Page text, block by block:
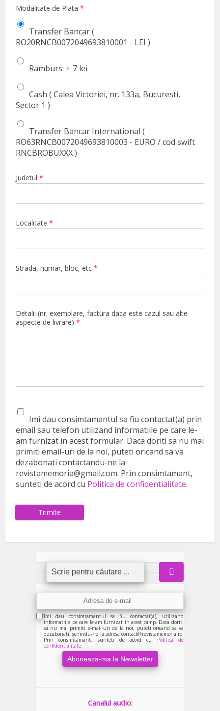
Modalitate de Plata*
Transfer Bancar (
RO20RNCB0072049693810001 - LEI )
Ramburs: + 7 lei
Cash ( Calea Victoriei, nr. 133a, Bucuresti,
Sector 1 )
Transfer Bancar International (
RO63RNCB0072049693810003 - EURO / cod swift
RNCBROBUXXX )
Judetul*
Localitate*
Strada, numar, bloc, etc*
Detalii (nr. exemplare, factura daca este cazul sau alte
aspecte de livrare)*
Imi dau consimtamantul sa fiu contactat(a) prin
email sau telefon utilizand informatiile pe care le-
am furnizat in acest formular. Daca doriti sa nu mai
primiti email-uri de la noi, puteti oricand sa va
dezabonati contactandu-ne la
revistamemoria@gmail.com. Prin consimtamant,
sunteti de acord cu Politica de confidentialitate.
Trimite
Imi dau consimtamantul sa fiu contactat(a), utilizand
informatiile pe care le-am furnizat in acest camp. Daca doriti
sa nu mai primiti e-mail-uri de la noi, puteti oricand sa va
dezabonati, scriindu-ne la adresa contact@revistamemoria.ro.
Prin consimtamant, sunteti de acord cu Politica de
confidentialitate.
Canalul audio: